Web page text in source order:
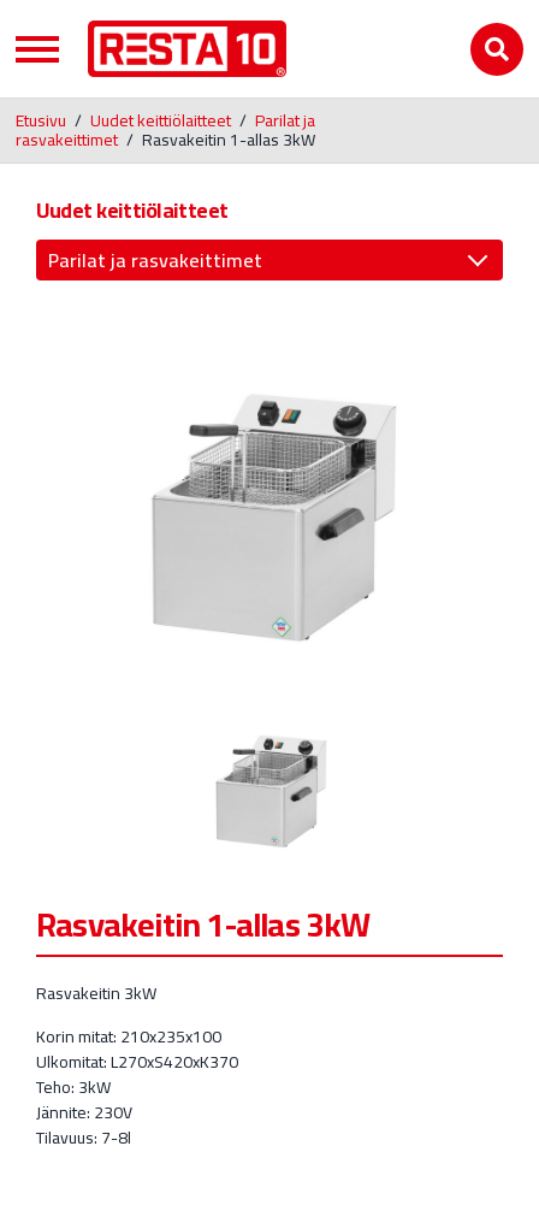
Etusivu / Uudet keittiölaitteet / Parilat ja
rasvakeittimet / Rasvakeitin 1-allas 3kW
Uudet keittiölaitteet
Parilat ja rasvakeittimet
Kahvinkeitin ja Juomalämmitin
RST-pöydät ja altaat
Rasvakeitin 1-allas 3kW
Rasvakeitin 3kW
Korin mitat: 210x235x100
Ulkomitat: L270xS420xK370
Teho: 3kW
Jännite: 230V
Tilavuus: 7-8l